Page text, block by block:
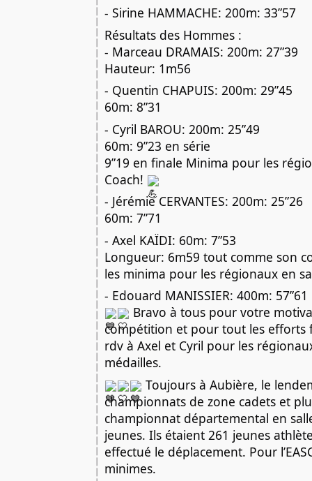
- Sirine HAMMACHE: 200m: 33”57
Résultats des Hommes :
- Marceau DRAMAIS: 200m: 27”39
Hauteur: 1m56
- Quentin CHAPUIS: 200m: 29”45
60m: 8”31
- Cyril BAROU: 200m: 25”49
60m: 9”23 en série
9”19 en finale Minima pour les
Coach!
- Jérémie CERVANTES: 200m: 25”26
60m: 7”71
- Axel KAÏDI: 60m: 7”53
Longueur: 6m59 tout comme son
les minima pour les régionaux en
- Edouard MANISSIER: 400m: 57”61
Bravo à tous pour votre
compétition et pour tout les efforts
rdv à Axel et Cyril pour les
médailles.
Toujours à Aubière, le
championnats de zone cadets et
championnat départemental en
jeunes. Ils étaient 261 jeunes
effectué le déplacement. Pour
minimes.